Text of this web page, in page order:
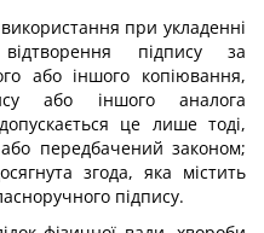
при укладенні
підпису за
або іншого копіювання,
або іншого аналога
це лише тоді,
передбачений законом;
згода, яка містить
підпису.